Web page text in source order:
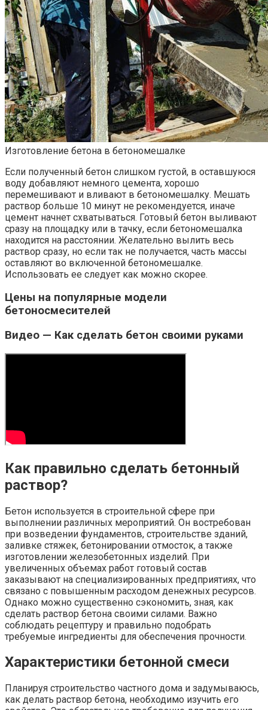
Изготовление бетона в бетономешалке
Если полученный бетон слишком густой, в оставшуюся
воду добавляют немного цемента, хорошо
перемешивают и вливают в бетономешалку. Мешать
раствор больше 10 минут не рекомендуется, иначе
цемент начнет схватываться. Готовый бетон выливают
сразу на площадку или в тачку, если бетономешалка
находится на расстоянии. Желательно вылить весь
раствор сразу, но если так не получается, часть массы
оставляют во включенной бетономешалке.
Использовать ее следует как можно скорее.
Цены на популярные модели
бетоносмесителей
Видео — Как сделать бетон своими руками
Как правильно сделать бетонный
раствор?
Бетон используется в строительной сфере при
выполнении различных мероприятий. Он востребован
при возведении фундаментов, строительстве зданий,
заливке стяжек, бетонировании отмосток, а также
изготовлении железобетонных изделий. При
увеличенных объемах работ готовый состав
заказывают на специализированных предприятиях, что
связано с повышенным расходом денежных ресурсов.
Однако можно существенно сэкономить, зная, как
сделать раствор бетона своими силами. Важно
соблюдать рецептуру и правильно подобрать
требуемые ингредиенты для обеспечения прочности.
Характеристики бетонной смеси
Планируя строительство частного дома и задумываюсь,
как делать раствор бетона, необходимо изучить его